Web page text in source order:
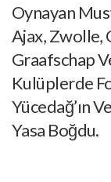
Oynayan
Ajax, Zwolle,
Graafschap
Kulüplerde
Yücedağ’ın
Yasa Boğdu.